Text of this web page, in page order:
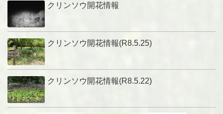
クリンソウ開花情報
クリンソウ開花情報(R8.5.25)
クリンソウ開花情報(R8.5.22)